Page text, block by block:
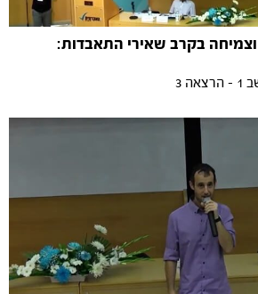
בקרב שאירי התאבדות:
3